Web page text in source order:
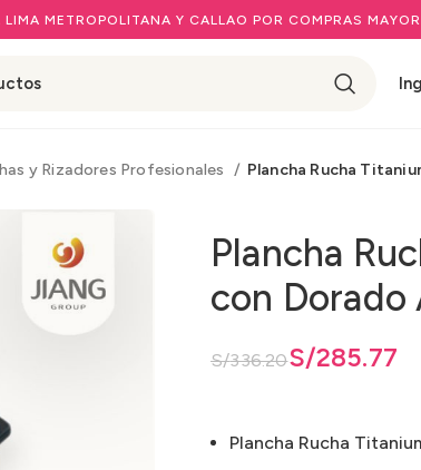
METROPOLITANA Y CALLAO POR COMPRAS
y Rizadores Profesionales Plancha Rucha
Plancha
con Dorado
S/336.20
El precio original era: S/336.20.
S/285.77
El precio actual es: S/285.77.
Plancha Rucha